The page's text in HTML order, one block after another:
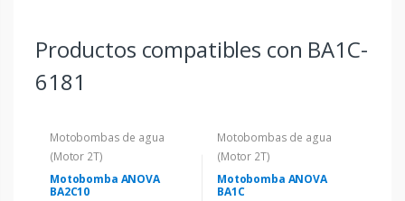
Productos compatibles con BA1C-
6181
Motobombas de agua
(Motor 2T)
Motobomba ANOVA
BA2C10
Motobombas de agua
(Motor 2T)
Motobomba ANOVA
BA1C